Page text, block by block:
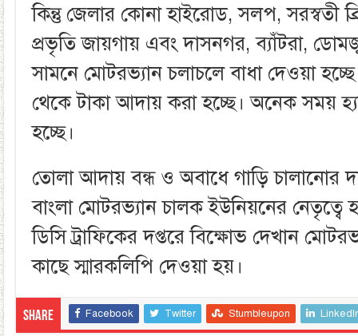
কিন্তু জেলার কোনা হাইরোড, সলপ, সরস্বতী
প্রভৃতি জায়গায় এবং দাসনগর, ব্যাঁটরা,
সামনে মোটরভ্যান চলাচলে বাধা দেওয়া
থেকে টাকা আদায় করা হচ্ছে। অনেক সময়
হচ্ছে।
তোলা আদায় বন্ধ ও অবাধে গাড়ি চালানোর
বাংলা মোটরভ্যান চালক ইউনিয়নের
ডিসি ট্রাফিকের দপ্তরে বিক্ষোভ দেখান
কাছে স্মারকলিপি দেওয়া হয়।
Share Facebook Twitter Stumbleupon